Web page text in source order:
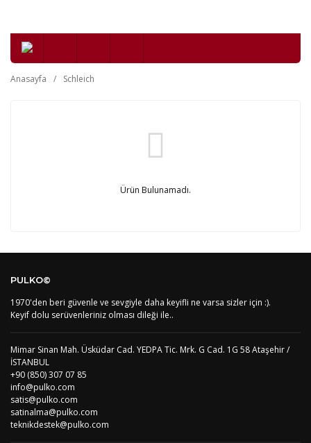
Anasayfa Schleich
Ürün Bulunamadı.
PULKO©
1970'den beri güvenle ve sevgiyle daha keyifli ne varsa sizler için :).
Keyif dolu serüvenleriniz olması dileği ile..
Mimar Sinan Mah. Üsküdar Cad. YEDPA Tic. Mrk. G Cad. 1G 58 Ataşehir /
İSTANBUL
+90 (850) 307 07 85
info@pulko.com
satis@pulko.com
satinalma@pulko.com
teknikdestek@pulko.com